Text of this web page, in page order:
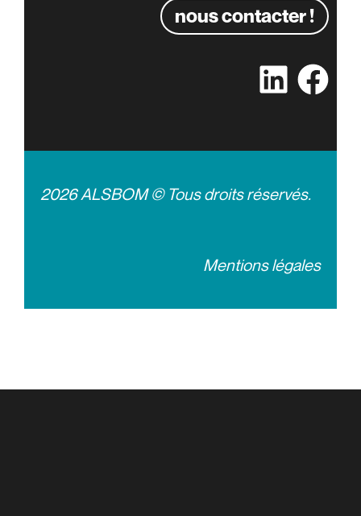
nous contacter !
2026 ALSBOM © Tous droits réservés.
Mentions légales